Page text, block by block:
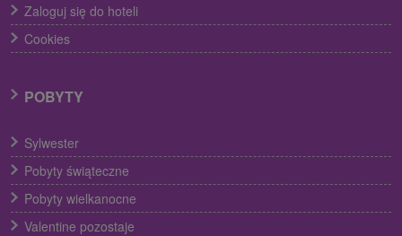
Zaloguj się do hoteli
Cookies
POBYTY
Sylwester
Pobyty świąteczne
Pobyty wielkanocne
Valentine pozostaje